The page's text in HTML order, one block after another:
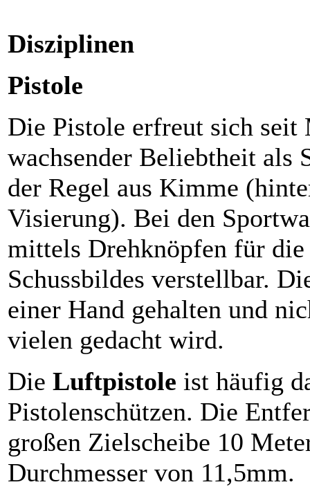
Disziplinen
Pistole
Die Pistole erfreut sich seit
wachsender Beliebtheit als
der Regel aus Kimme
Visierung). Bei den
mittels Drehknöpfen für die
Schussbildes verstellbar.
einer Hand gehalten und
vielen gedacht wird.
Die Luftpistole ist häufig
Pistolenschützen. Die
großen Zielscheibe 10
Durchmesser von 11,5mm.